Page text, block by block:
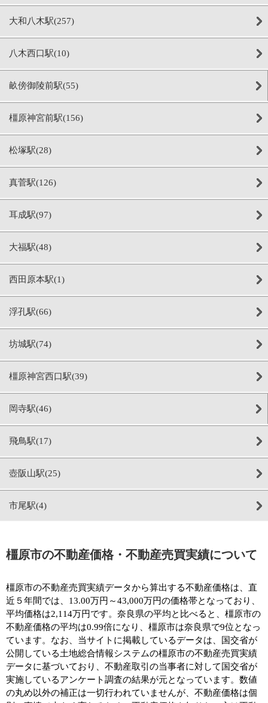
大和八木駅(257)
八木西口駅(10)
畝傍御陵前駅(55)
橿原神宮前駅(156)
松塚駅(28)
真菅駅(126)
耳成駅(97)
大福駅(48)
西田原本駅(1)
浮孔駅(66)
坊城駅(74)
橿原神宮西口駅(39)
岡寺駅(46)
飛鳥駅(17)
壺阪山駅(25)
市尾駅(4)
橿原市の不動産価格・不動産売買実績について
橿原市の不動産売買実績データから算出する不動産価格は、直
近５年間では、13.00万円～43,000万円の価格帯となっており、
平均価格は2,114万円です。奈良県の平均と比べると、橿原市の
不動産価格の平均は0.99倍になり、橿原市は奈良県で9位となっ
ています。なお、当サイトに掲載しているデータは、国交省が
公開している土地総合情報システムの橿原市の不動産売買実績
データに基づいており、不動産取引の当事者に対して国交省が
実施しているアンケート調査の結果が元となっています。数値
の丸め以外の補正は一切行われていませんが、不動産価格は個